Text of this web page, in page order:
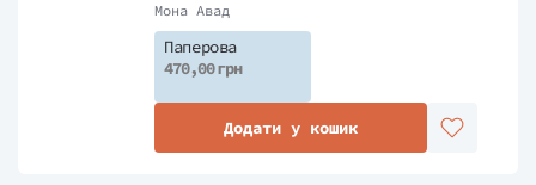
Мона Авад
Паперова
470,00 грн
Додати у кошик